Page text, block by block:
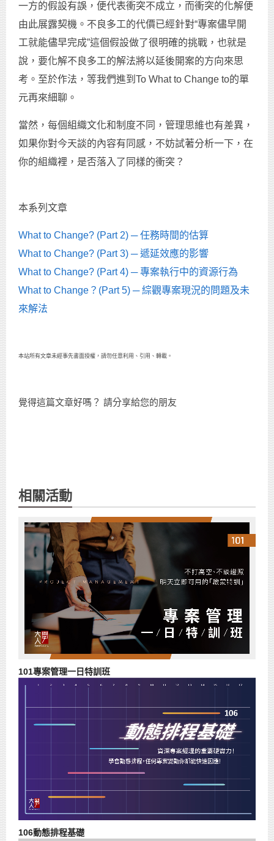
一方的假設有誤，便代表衝突不成立，而衝突的化解便
由此展露契機。不良多工的代價已經針對“專案儘早開
工就能儘早完成”這個假設做了很明確的挑戰，也就是
說，要化解不良多工的解法將以延後開案的方向來思
考。至於作法，等我們進到To What to Change to的單
元再來細聊。
當然，每個組織文化和制度不同，管理思維也有差異，
如果你對今天談的內容有同感，不妨試著分析一下，在
你的組織裡，是否落入了同樣的衝突？
本系列文章
What to Change? (Part 2) ─ 任務時間的估算
What to Change? (Part 3) ─ 遞延效應的影響
What to Change? (Part 4) ─ 專案執行中的資源行為
What to Change？(Part 5) ─ 綜觀專案現況的問題及未
來解法
本站所有文章未經事先書面授權，請勿任意利用、引用、轉載。
覺得這篇文章好嗎？ 請分享給您的朋友
相關活動
101專案管理一日特訓班
106動態排程基礎